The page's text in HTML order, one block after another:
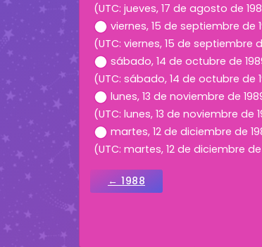
(UTC: jueves, 17 de agosto de
viernes, 15 de septiembre de
(UTC: viernes, 15 de septiembre
sábado, 14 de octubre de
(UTC: sábado, 14 de octubre de
lunes, 13 de noviembre de
(UTC: lunes, 13 de noviembre de
martes, 12 de diciembre de
(UTC: martes, 12 de diciembre de
← 1988